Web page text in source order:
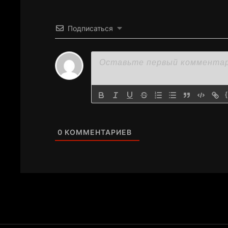
Подписаться
0 КОММЕНТАРИЕВ